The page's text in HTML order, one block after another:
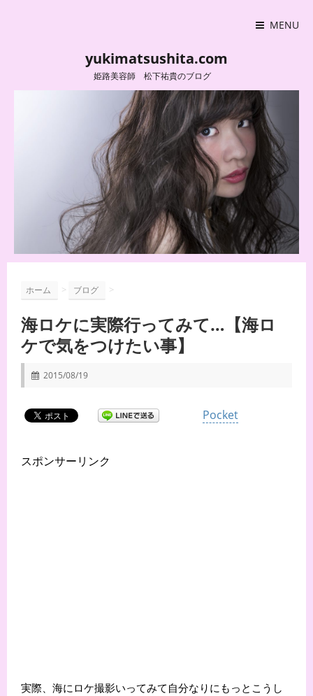
MENU
yukimatsushita.com
姫路美容師 松下祐貴のブログ
ホーム > ブログ >
海ロケに実際行ってみて…【海ロ
ケで気をつけたい事】
2015/08/19
Pocket
スポンサーリンク
実際、海にロケ撮影いってみて自分なりにもっとこうし